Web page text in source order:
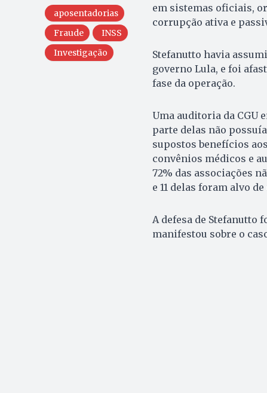
aposentadorias
Fraude
INSS
Investigação
em sistemas oficiais,
corrupção ativa e
Stefanutto havia
governo Lula, e foi
fase da operação.
Uma auditoria da CGU
parte delas não
supostos benefícios
convênios médicos e
72% das associações
e 11 delas foram alvo
A defesa de Stefanutto
manifestou sobre o